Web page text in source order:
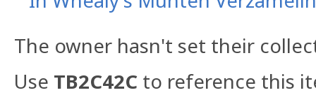
The owner hasn't set their
Use TB2C42C to reference this